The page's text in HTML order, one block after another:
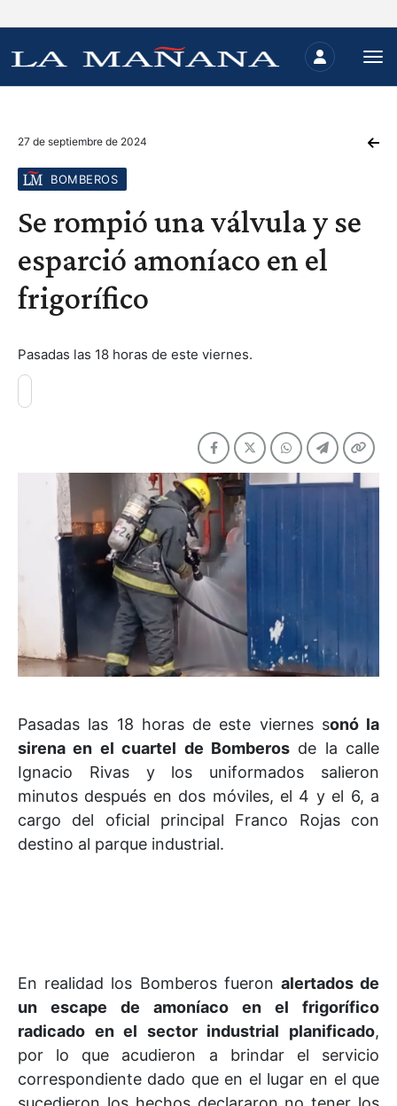
27 de septiembre de 2024
BOMBEROS
Se rompió una válvula y se
esparció amoníaco en el
frigorífico
Pasadas las 18 horas de este viernes.
Pasadas las 18 horas de este viernes sonó la
sirena en el cuartel de Bomberosde la calle
Ignacio Rivas y los uniformados salieron
minutos después en dos móviles, el 4 y el 6, a
cargo del oficial principal Franco Rojas con
destino al parque industrial.
En realidad los Bomberos fueron alertados de
un escape de amoníaco en el frigorífico
radicado en el sector industrial planificado,
por lo que acudieron a brindar el servicio
correspondiente dado que en el lugar en el que